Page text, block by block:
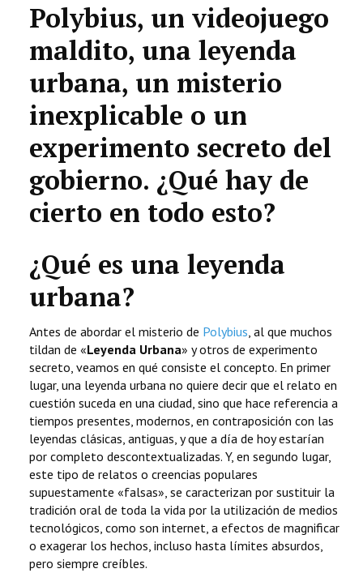
Polybius, un videojuego
maldito, una leyenda
urbana, un misterio
inexplicable o un
experimento secreto del
gobierno. ¿Qué hay de
cierto en todo esto?
¿Qué es una leyenda
urbana?
Antes de abordar el misterio de Polybius, al que muchos
tildan de «Leyenda Urbana» y otros de experimento
secreto, veamos en qué consiste el concepto. En primer
lugar, una leyenda urbana no quiere decir que el relato en
cuestión suceda en una ciudad, sino que hace referencia a
tiempos presentes, modernos, en contraposición con las
leyendas clásicas, antiguas, y que a día de hoy estarían
por completo descontextualizadas. Y, en segundo lugar,
este tipo de relatos o creencias populares
supuestamente «falsas», se caracterizan por sustituir la
tradición oral de toda la vida por la utilización de medios
tecnológicos, como son internet, a efectos de magnificar
o exagerar los hechos, incluso hasta límites absurdos,
pero siempre creíbles.